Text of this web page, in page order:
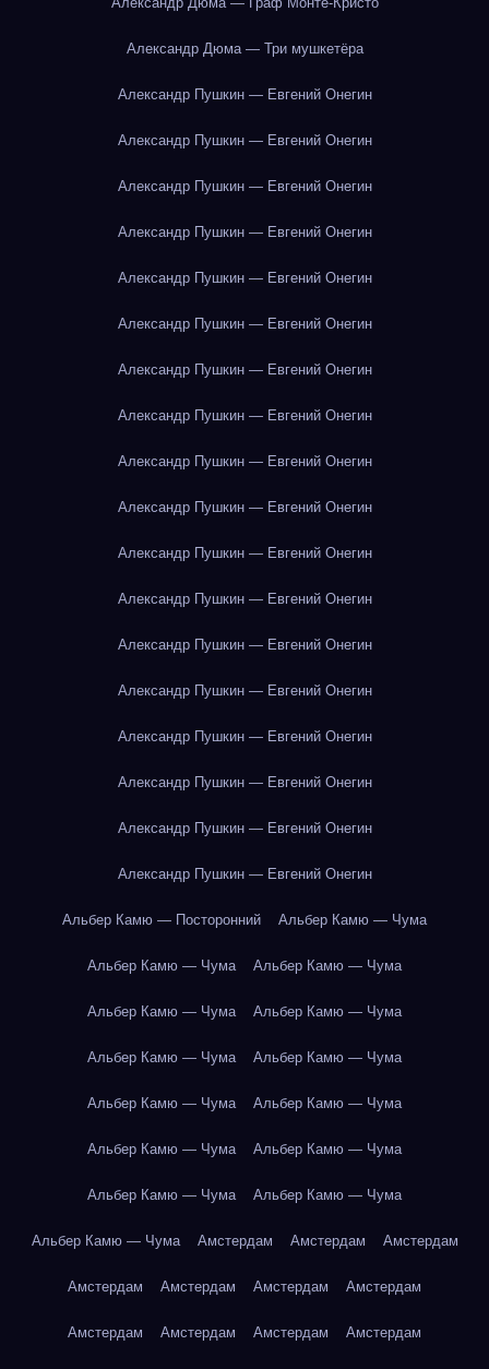
Александр Дюма — Три мушкетёра
Александр Пушкин — Евгений Онегин
Александр Пушкин — Евгений Онегин
Александр Пушкин — Евгений Онегин
Александр Пушкин — Евгений Онегин
Александр Пушкин — Евгений Онегин
Александр Пушкин — Евгений Онегин
Александр Пушкин — Евгений Онегин
Александр Пушкин — Евгений Онегин
Александр Пушкин — Евгений Онегин
Александр Пушкин — Евгений Онегин
Александр Пушкин — Евгений Онегин
Александр Пушкин — Евгений Онегин
Александр Пушкин — Евгений Онегин
Александр Пушкин — Евгений Онегин
Александр Пушкин — Евгений Онегин
Александр Пушкин — Евгений Онегин
Александр Пушкин — Евгений Онегин
Александр Пушкин — Евгений Онегин
Альбер Камю — Посторонний Альбер Камю — Чума
Альбер Камю — Чума Альбер Камю — Чума
Альбер Камю — Чума Альбер Камю — Чума
Альбер Камю — Чума Альбер Камю — Чума
Альбер Камю — Чума Альбер Камю — Чума
Альбер Камю — Чума Альбер Камю — Чума
Альбер Камю — Чума Альбер Камю — Чума
Альбер Камю — Чума Амстердам Амстердам Амстердам
Амстердам Амстердам Амстердам Амстердам
Амстердам Амстердам Амстердам Амстердам